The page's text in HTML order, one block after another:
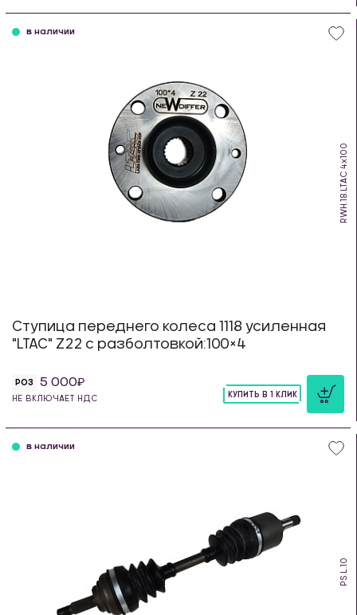
RWH.18.LTAC 4х100
в наличии
Ступица переднего колеса 1118 усиленная
"LTAC" Z22 с разболтовкой:100×4
РОЗ 5 000
НЕ ВКЛЮЧАЕТ НДС
КУПИТЬ В 1 КЛИК
PS.L.10
в наличии